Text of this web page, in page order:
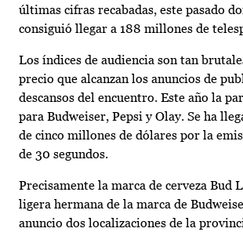
últimas cifras recabadas, este pasado
consiguió llegar a 188 millones de
Los índices de audiencia son tan
precio que alcanzan los anuncios de
descansos del encuentro. Este año la
para Budweiser, Pepsi y Olay. Se ha
de cinco millones de dólares por la
de 30 segundos.
Precisamente la marca de cerveza Bud
ligera hermana de la marca de
anuncio dos localizaciones de la